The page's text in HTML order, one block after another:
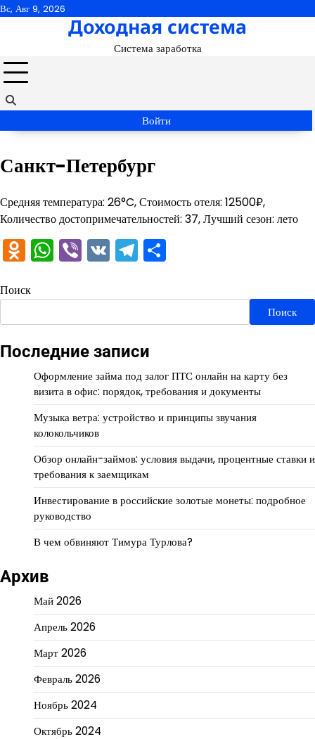
Перейти
Вс, Авг 9, 2026
Доходная система
Система заработка
Войти
Санкт-Петербург
Средняя температура: 26°C, Стоимость отеля: 12500₽,
Количество достопримечательностей: 37, Лучший сезон: лето
Odnoklassniki
WhatsApp
Viber
VKTelegram
Поиск
Поиск
Последние записи
Оформление займа под залог ПТС онлайн на карту без
визита в офис: порядок, требования и документы
Музыка ветра: устройство и принципы звучания
колокольчиков
Обзор онлайн-займов: условия выдачи, процентные ставки и
требования к заемщикам
Инвестирование в российские золотые монеты: подробное
руководство
В чем обвиняют Тимура Турлова?
Архив
Май 2026
Апрель 2026
Март 2026
Февраль 2026
Ноябрь 2024
Октябрь 2024